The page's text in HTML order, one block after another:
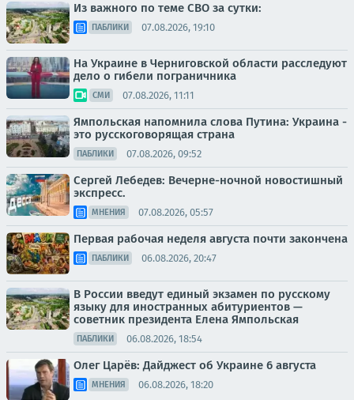
Из важного по теме СВО за сутки:
ПАБЛИКИ 07.08.2026, 19:10
На Украине в Черниговской области расследуют
дело о гибели пограничника
СМИ 07.08.2026, 11:11
Ямпольская напомнила слова Путина: Украина -
это русскоговорящая страна
ПАБЛИКИ 07.08.2026, 09:52
Сергей Лебедев: Вечерне-ночной новостишный
экспресс.
МНЕНИЯ 07.08.2026, 05:57
Первая рабочая неделя августа почти закончена
ПАБЛИКИ 06.08.2026, 20:47
В России введут единый экзамен по русскому
языку для иностранных абитуриентов —
советник президента Елена Ямпольская
ПАБЛИКИ 06.08.2026, 18:54
Олег Царёв: Дайджест об Украине 6 августа
МНЕНИЯ 06.08.2026, 18:20